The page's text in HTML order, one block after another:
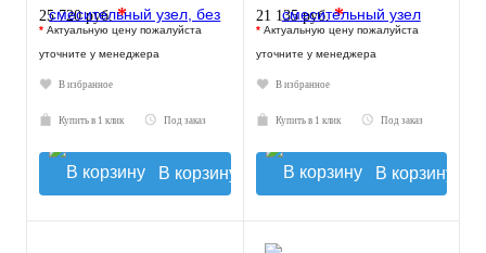
25 720 руб.*
* Актуальную цену пожалуйста
уточните у менеджера
В избранное
Купить в 1 клик Под заказ
В корзину
21 135 руб.*
* Актуальную цену пожалуйста
уточните у менеджера
В избранное
Купить в 1 клик Под заказ
В корзину